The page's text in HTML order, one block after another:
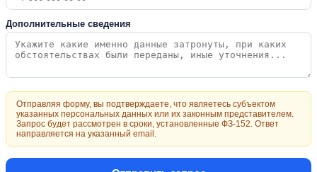
Дополнительные сведения
Отправляя форму, вы подтверждаете, что являетесь субъектом
указанных персональных данных или их законным представителем.
Запрос будет рассмотрен в сроки, установленные ФЗ-152. Ответ
направляется на указанный email.